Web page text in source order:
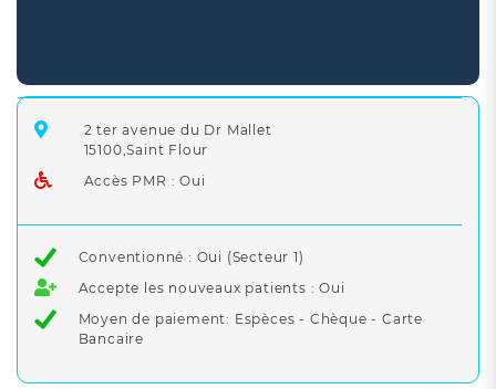
2 ter avenue du Dr Mallet
15100,Saint Flour
Accès PMR : Oui
Conventionné : Oui (Secteur 1)
Accepte les nouveaux patients : Oui
Moyen de paiement: Espèces - Chèque - Carte
Bancaire